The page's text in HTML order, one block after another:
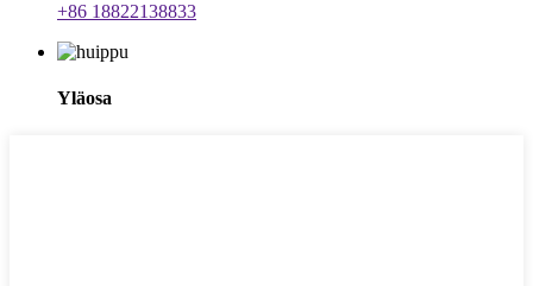
+86 18822138833
Yläosa